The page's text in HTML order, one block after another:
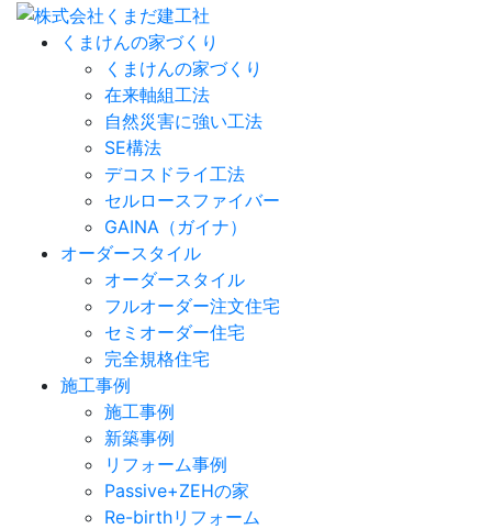
くまけんの家づくり
くまけんの家づくり
在来軸組工法
自然災害に強い工法
SE構法
デコスドライ工法
セルロースファイバー
GAINA（ガイナ）
オーダースタイル
オーダースタイル
フルオーダー注文住宅
セミオーダー住宅
完全規格住宅
施工事例
施工事例
新築事例
リフォーム事例
Passive+ZEHの家
Re-birthリフォーム